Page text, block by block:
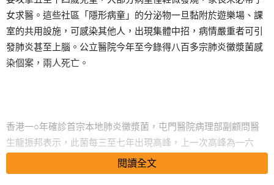
女求醫。這些社區「隱形病童」的分泌物一旦黏附於遊樂場、課
室的共用設施，可感染其他人，出現集體中招，病情嚴重者可引
發肺炎甚至上腦。公立醫院今年至今錄得八百多宗肺炎黴漿菌感
染個案，兩人死亡。
香港一○年確診首宗本地肺炎黴漿菌，屯門醫院病理部副顧問醫
生龍振邦表示，此菌每三至七年出現高峰，上一次高峰為一六
年。衞生署數據顯示，一六年公立醫院接獲一千九百多人因肺炎
黴漿菌感染入院，五人死亡。感染該菌後可完全沒有病徵，或僅
閱讀全文